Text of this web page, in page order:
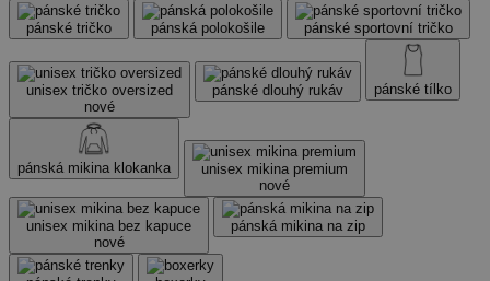
pánské tričko pánská polokošile pánské sportovní tričko
unisex tričko oversized
nové
pánské dlouhý rukáv pánské tílko
pánská mikina klokanka
unisex mikina premium
nové
unisex mikina bez kapuce
nové
pánská mikina na zip